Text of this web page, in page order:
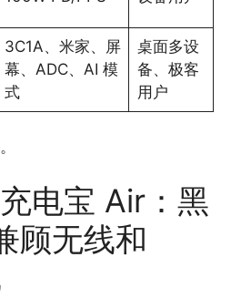
3C1A、米家、屏
幕、ADC、AI 模
式
桌面多设
备、极客
用户
电宝 Air：黑
顾无线和